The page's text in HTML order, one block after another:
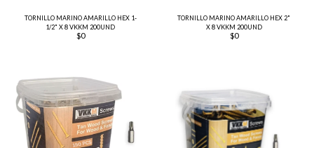
TORNILLO MARINO AMARILLO HEX 1-
1/2" X 8 VKKM 200UND
$0
TORNILLO MARINO AMARILLO HEX 2"
X 8 VKKM 200UND
$0